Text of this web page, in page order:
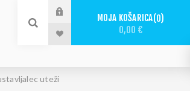
MOJA KOŠARICA 0
0,00 €
uteži